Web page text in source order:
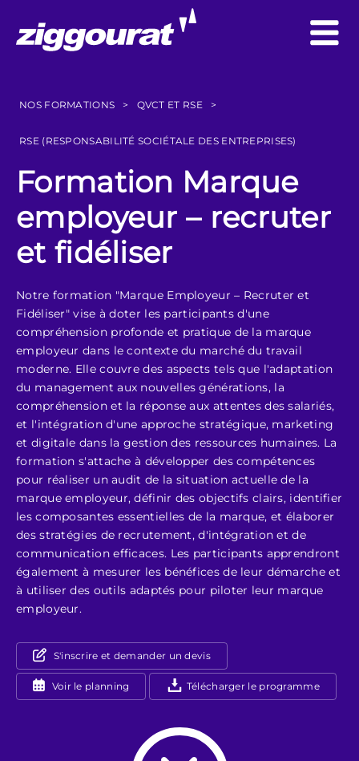
NOS FORMATIONS > QVCT ET RSE >
RSE (RESPONSABILITÉ SOCIÉTALE DES ENTREPRISES)
Formation Marque
employeur – recruter
et fidéliser
Notre formation "Marque Employeur – Recruter et
Fidéliser" vise à doter les participants d'une
compréhension profonde et pratique de la marque
employeur dans le contexte du marché du travail
moderne. Elle couvre des aspects tels que l'adaptation
du management aux nouvelles générations, la
compréhension et la réponse aux attentes des salariés,
et l'intégration d'une approche stratégique, marketing
et digitale dans la gestion des ressources humaines. La
formation s'attache à développer des compétences
pour réaliser un audit de la situation actuelle de la
marque employeur, définir des objectifs clairs, identifier
les composantes essentielles de la marque, et élaborer
des stratégies de recrutement, d'intégration et de
communication efficaces. Les participants apprendront
également à mesurer les bénéfices de leur démarche et
à utiliser des outils adaptés pour piloter leur marque
employeur.
S'inscrire et demander un devis
Voir le planning Télécharger le programme